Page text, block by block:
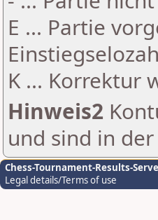
E ... Partie
K ... Korrektur
Hinweis2
und sind in
Chess-Tournament-Results-
Legal details/Terms of use